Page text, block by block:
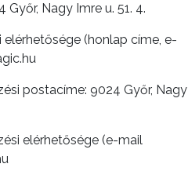
Nagy Imre u. 51. 4.
(honlap címe, e-
postacíme: 9024 Győr, Nagy
elérhetősége (e-mail